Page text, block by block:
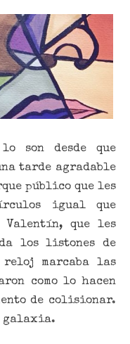
son desde que
tarde agradable
público que les
igual que
Valentín, que les
los listones de
reloj marcaba las
como lo hacen
de colisionar.
galaxia.